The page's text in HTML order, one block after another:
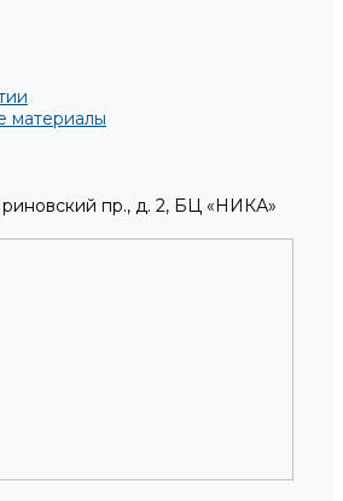
материалы
пр., д. 2, БЦ «НИКА»